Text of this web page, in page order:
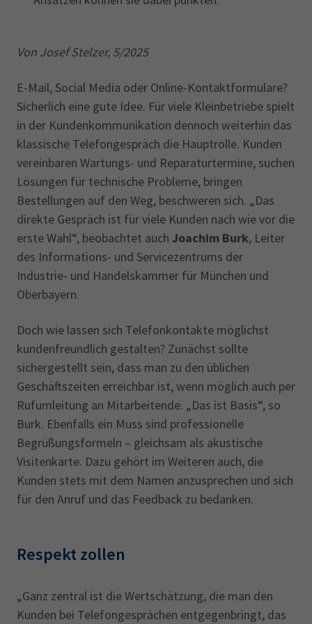
Von Josef Stelzer, 5/2025
E-Mail, Social Media oder Online-Kontaktformulare?
Sicherlich eine gute Idee. Für viele Kleinbetriebe spielt
in der Kundenkommunikation dennoch weiterhin das
klassische Telefongespräch die Hauptrolle. Kunden
vereinbaren Wartungs- und Reparaturtermine, suchen
Lösungen für technische Probleme, bringen
Bestellungen auf den Weg, beschweren sich. „Das
direkte Gespräch ist für viele Kunden nach wie vor die
erste Wahl“, beobachtet auch Joachim Burk, Leiter
des Informations- und Servicezentrums der
Industrie- und Handelskammer für München und
Oberbayern.
Doch wie lassen sich Telefonkontakte möglichst
kundenfreundlich gestalten? Zunächst sollte
sichergestellt sein, dass man zu den üblichen
Geschäftszeiten erreichbar ist, wenn möglich auch per
Rufumleitung an Mitarbeitende. „Das ist Basis“, so
Burk. Ebenfalls ein Muss sind professionelle
Begrüßungsformeln – gleichsam als akustische
Visitenkarte. Dazu gehört im Weiteren auch, die
Kunden stets mit dem Namen anzusprechen und sich
für den Anruf und das Feedback zu bedanken.
Respekt zollen
„Ganz zentral ist die Wertschätzung, die man den
Kunden bei Telefongesprächen entgegenbringt, das